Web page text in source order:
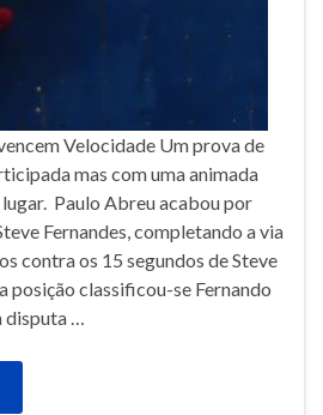
Velocidade Um prova de
mas com uma animada
Paulo Abreu acabou por
Fernandes, completando a via
contra os 15 segundos de Steve
posição classificou-se Fernando
disputa …